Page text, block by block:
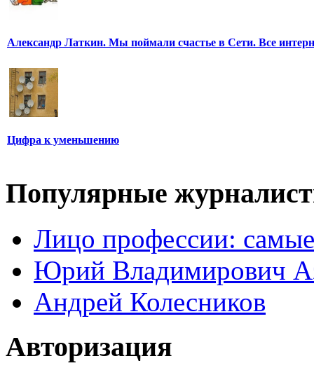
Александр Латкин. Мы поймали счастье в Сети. Все интерн
Цифра к уменьшению
Популярные
Лицо профессии:
Юрий Владимирович
Андрей Колесников
Авторизация